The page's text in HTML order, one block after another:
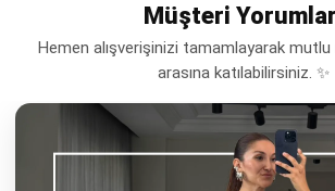
Müşteri
Hemen alışverişinizi tamamlayarak
arasına katılabilirsiniz. ✨